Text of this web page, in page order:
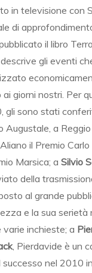
in televisione con
di
il libro
gli eventi
giorni nostri. Per
gli sono stati
Augustale, a
il Premio
Marsica; aSilvio
della
al grande
e la sua serietà
inchieste; a
, Pierdavide è un
successo nel 2010